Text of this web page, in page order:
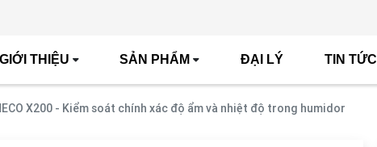
GIỚI THIỆU SẢN PHẨM ĐẠI LÝ TIN TỨC
X200 - Kiểm soát chính xác độ ẩm và nhiệt độ trong humidor